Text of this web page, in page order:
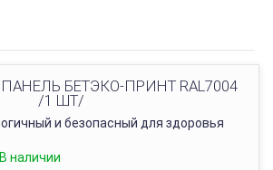
БЕТЭКО-ПРИНТ RAL7004
/1 ШТ/
и безопасный для здоровья
В наличии